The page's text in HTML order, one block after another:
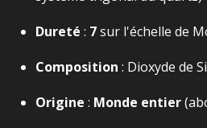
Dureté : 7sur l'échelle de
Composition : Dioxyde de
Origine : Monde entier